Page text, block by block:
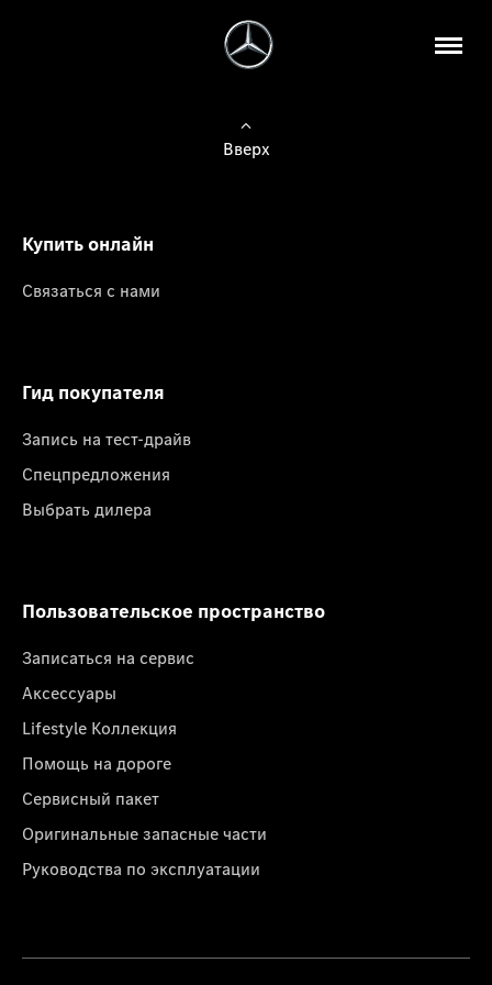
Вверх
Купить онлайн
Связаться с нами
Гид покупателя
Запись на тест-драйв
Спецпредложения
Выбрать дилера
Пользовательское пространство
Записаться на сервис
Аксессуары
Lifestyle Коллекция
Помощь на дороге
Сервисный пакет
Оригинальные запасные части
Руководства по эксплуатации